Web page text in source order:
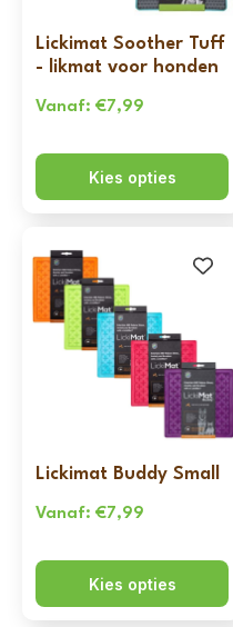
Lickimat Soother Tuff
- likmat voor honden
Vanaf: €7,99
Kies opties
Lickimat Buddy Small
Vanaf: €7,99
Kies opties